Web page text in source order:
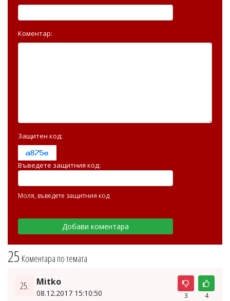
25 Коментара по темата
25. Mitko
08.12.2017 15:10:50 3 4
Коментар:
Защитен код:
Въведете защитния код:
Моля, въведете защитния код